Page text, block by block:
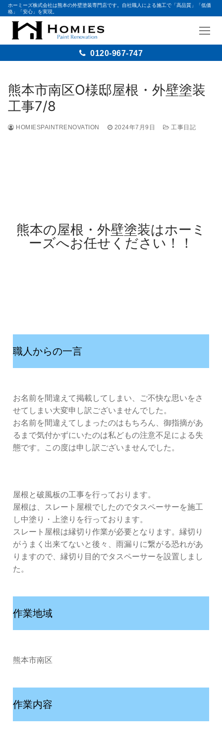
ホーミーズ株式会社は熊本の外壁塗装専門店です。自社職人による施工で「高品質」「低価
格」「安心」を実現。
0120-967-747
熊本市南区O様邸屋根・外壁塗装
工事7/8
HOMIESPAINTRENOVATION 2024年7月9日 工事日記
熊本の屋根・外壁塗装はホーミ
ーズへお任せください！！
職人からの一言
お名前を間違えて掲載してしまい、ご不快な思いをさ
せてしまい大変申し訳ございませんでした。
お名前を間違えてしまったのはもちろん、御指摘があ
るまで気付かずにいたのは私どもの注意不足による失
態です。この度は申し訳ございませんでした。
屋根と破風板の工事を行っております。
屋根は、スレート屋根でしたのでタスペーサーを施工
し中塗り・上塗りを行っております。
スレート屋根は縁切り作業が必要となります。縁切り
がうまく出来てないと後々、雨漏りに繋がる恐れがあ
りますので、縁切り目的でタスペーサーを設置しまし
た。
作業地域
熊本市南区
作業内容